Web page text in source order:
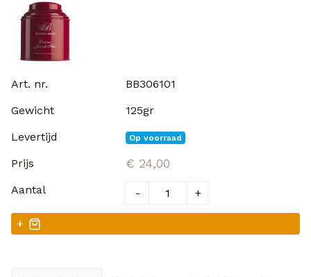
BB306101
125gr
Op voorraad
€ 24,00
- +
+